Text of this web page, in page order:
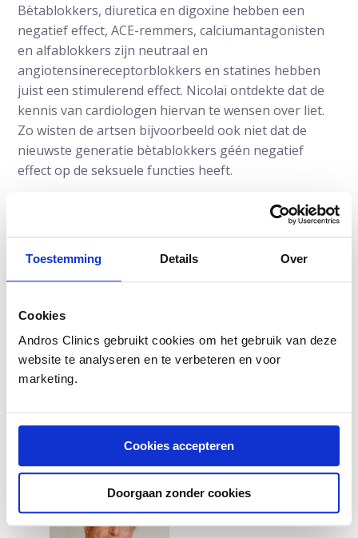
Toestemming Details Over
Cookies
Andros Clinics gebruikt cookies om het gebruik van deze
website te analyseren en te verbeteren en voor
marketing.
Cookies accepteren
Doorgaan zonder cookies
Bètablokkers, diuretica en digoxine hebben een
negatief effect, ACE-remmers, calciumantagonisten
en alfablokkers zijn neutraal en
angiotensinereceptorblokkers en statines hebben
juist een stimulerend effect. Nicolaï ontdekte dat de
kennis van cardiologen hiervan te wensen over liet.
Zo wisten de artsen bijvoorbeeld ook niet dat de
nieuwste generatie bètablokkers géén negatief
effect op de seksuele functies heeft.
Nicolaï vindt dat een gemiste kans omdat de overstap
op een andere bètablokker een heel eenvoudige
oplossing zou zijn voor de verbetering van het
seksueel functioneren. Ook vond ze het zorgwekkend
dat minder dan de helft van de cardiologen
bevorderende middelen. Een op de drie mannelijke
hartpatiënten gebruikt deze middelen en doet dit
veelal buiten de arts om. Deze medicijnen kunnen
gevaarlijk zijn in combinatie met andere middelen.
Erectieproblemen?Doe de zelftest